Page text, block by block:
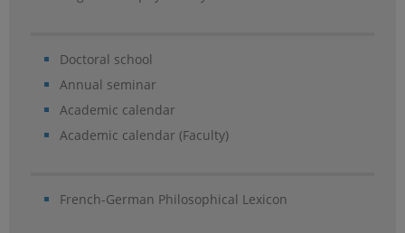
Doctoral school
Annual seminar
Academic calendar
Academic calendar (Faculty)
French-German Philosophical Lexicon